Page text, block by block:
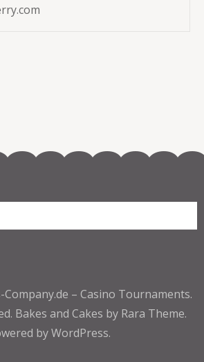
Company.de – Casino Tournaments.
Bakes and Cakes by Rara Theme.
byWordPress.